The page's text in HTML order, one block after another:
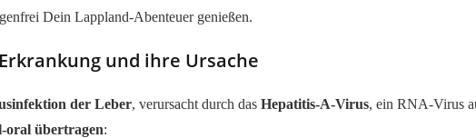
Dein Lappland-Abenteuer genießen.
und ihre Ursache
der Leber, verursacht durch das Hepatitis-A-Virus, ein RNA-Virus
oral übertragen: